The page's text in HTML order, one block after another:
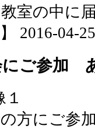
室の中に
2016-04-
にご参加
方にご参